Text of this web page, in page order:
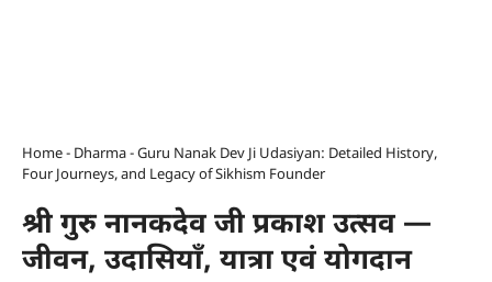
Home- Dharma-Guru Nanak Dev Ji Udasiyan: Detailed History,
Four Journeys, and Legacy of Sikhism Founder
श्री गुरु नानकदेव जी प्रकाश उत्सव —
जीवन, उदासियाँ, यात्रा एवं योगदान